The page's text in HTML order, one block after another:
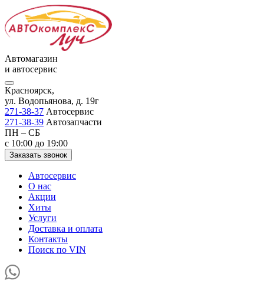
Автомагазин
и автосервис
Красноярск,
ул. Водопьянова, д. 19г
271-38-37 Автосервис
271-38-39 Автозапчасти
ПН – СБ
с 10:00 до 19:00
Заказать звонок
Автосервис
О нас
Акции
Хиты
Услуги
Доставка и оплата
Контакты
Поиск по VIN